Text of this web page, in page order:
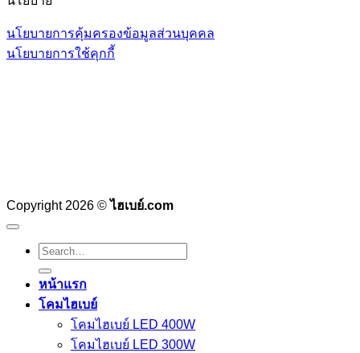
นโยบายการคุ้มครองข้อมูลส่วนบุคคล
นโยบายการใช้คุกกี้
Copyright 2026 ©ไฮเบย์.com
Search
for:
หน้าแรก
โคมไฮเบย์
โคมไฮเบย์ LED 400W
โคมไฮเบย์ LED 300W